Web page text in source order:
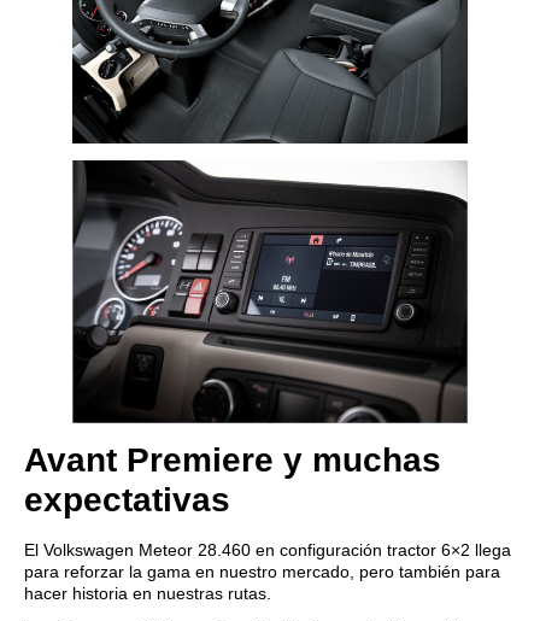
Avant Premiere y muchas
expectativas
El Volkswagen Meteor 28.460 en configuración tractor 6×2 llega
para reforzar la gama en nuestro mercado, pero también para
hacer historia en nuestras rutas.